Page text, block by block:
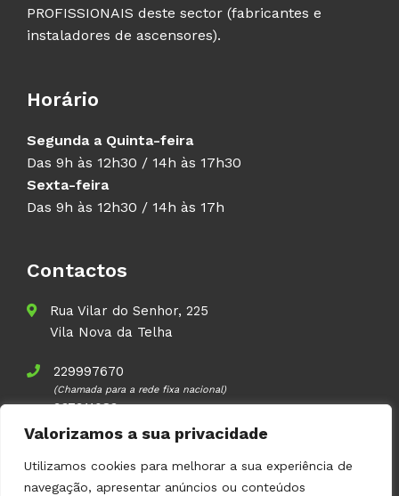
Valorizamos a sua privacidade
Utilizamos cookies para melhorar a sua experiência de
navegação, apresentar anúncios ou conteúdos
PROFISSIONAIS deste sector (fabricantes e
instaladores de ascensores).
Horário
Segunda a Quinta-feira
Das 9h às 12h30 / 14h às 17h30
Sexta-feira
Das 9h às 12h30 / 14h às 17h
Contactos
Rua Vilar do Senhor, 225
Vila Nova da Telha
229997670
(Chamada para a rede fixa nacional)
937911083
(Chamada para a rede móvel nacional)
geral@volupal.pt